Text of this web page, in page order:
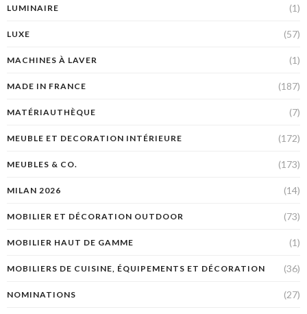
LUMINAIRE (1)
LUXE (57)
MACHINES À LAVER (1)
MADE IN FRANCE (187)
MATÉRIAUTHÈQUE (7)
MEUBLE ET DECORATION INTÉRIEURE (172)
MEUBLES & CO. (173)
MILAN 2026 (14)
MOBILIER ET DÉCORATION OUTDOOR (73)
MOBILIER HAUT DE GAMME (1)
MOBILIERS DE CUISINE, ÉQUIPEMENTS ET DÉCORATION (36)
NOMINATIONS (27)